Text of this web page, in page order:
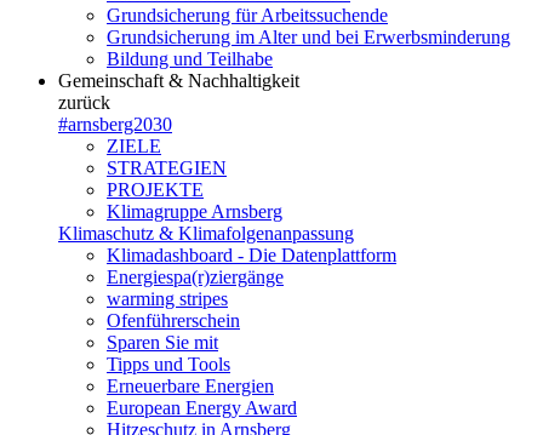
Grundsicherung für Arbeitssuchende
Grundsicherung im Alter und bei Erwerbsminderung
Bildung und Teilhabe
Gemeinschaft & Nachhaltigkeit
zurück
#arnsberg2030
ZIELE
STRATEGIEN
PROJEKTE
Klimagruppe Arnsberg
Klimaschutz & Klimafolgenanpassung
Klimadashboard - Die Datenplattform
Energiespa(r)ziergänge
warming stripes
Ofenführerschein
Sparen Sie mit
Tipps und Tools
Erneuerbare Energien
European Energy Award
Hitzeschutz in Arnsberg